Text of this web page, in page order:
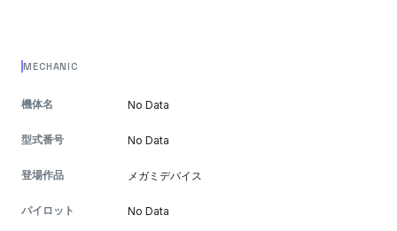
MECHANIC
機体名 No Data
型式番号 No Data
登場作品 メガミデバイス
パイロット No Data